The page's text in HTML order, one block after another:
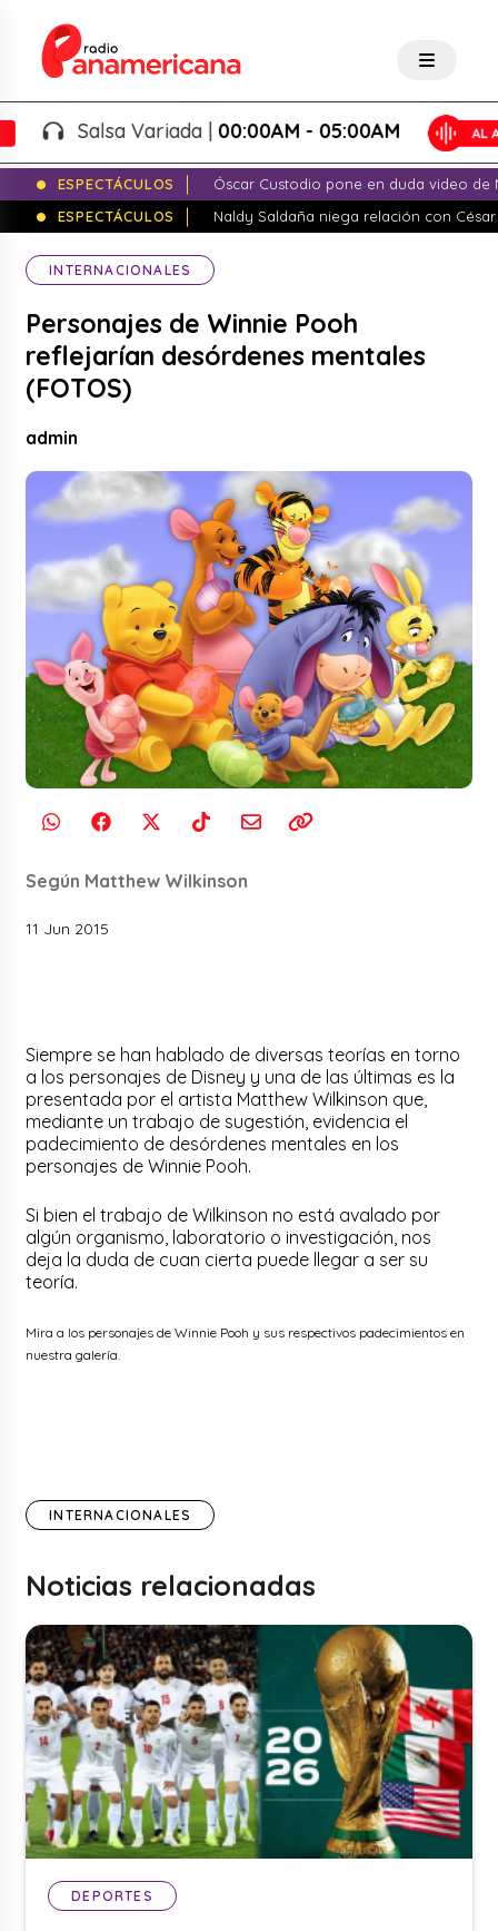
Salsa Variada |00:00AM - 05:00AM
ESPECTÁCULOS
Óscar Custodio pone en duda video de
ESPECTÁCULOS
Naldy Saldaña niega relación con
INTERNACIONALES
Personajes de Winnie Pooh
reflejarían desórdenes mentales
(FOTOS)
admin
Según Matthew Wilkinson
11 Jun 2015
Siempre se han hablado de diversas teorías en torno
a los personajes de Disney y una de las últimas es la
presentada por el artista Matthew Wilkinson que,
mediante un trabajo de sugestión, evidencia el
padecimiento de desórdenes mentales en los
personajes de Winnie Pooh.
Si bien el trabajo de Wilkinson no está avalado por
algún organismo, laboratorio o investigación, nos
deja la duda de cuan cierta puede llegar a ser su
teoría.
Mira a los personajes de Winnie Pooh y sus respectivos padecimientos en
nuestra galería.
INTERNACIONALES
Noticias relacionadas
DEPORTES